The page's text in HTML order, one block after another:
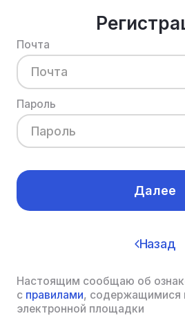
Почта
Пароль
Далее
Назад
Настоящим сообщаю об
с правилами, содержащимися
электронной площадки